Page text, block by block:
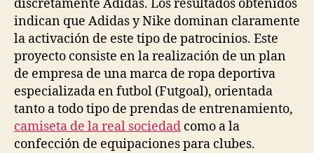
discretamente Adidas. Los resultados obtenidos
indican que Adidas y Nike dominan claramente
la activación de este tipo de patrocinios. Este
proyecto consiste en la realización de un plan
de empresa de una marca de ropa deportiva
especializada en futbol (Futgoal), orientada
tanto a todo tipo de prendas de entrenamiento,
camiseta de la real sociedad como a la
confección de equipaciones para clubes.